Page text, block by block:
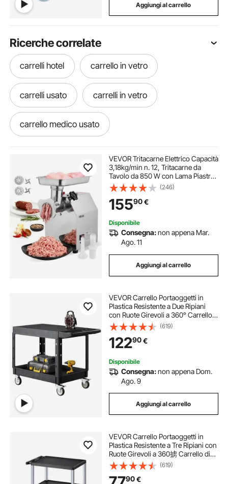
Aggiungi al carrello
Ricerche correlate
carrelli hotel carrello in vetro
carrelli usato carrelli in vetro
carrello medico usato
carrello di bellezza carrelli trasformabili
verricello per carrello carrelli per travi
carrello per trasporto oggetti pesanti
per spostare carrelli
carrelli chirurgici medici
VEVOR Tritacarne Elettrico Capacità
3,18kg/min n. 12, Tritacarne da
Tavolo da 850 W con Lama Piastra
di Macinazione, Macchina per
Salsicce Commerciale in Acciaio
Inox per Cucina Ristorante Hotel
(246)
15590€
Disponibile
Consegna:non appena Mar.
Ago. 11
Aggiungi al carrello
VEVOR Carrello Portaoggetti in
Plastica Resistente a Due Ripiani
con Ruote Girevoli a 360° Carrello
di Servizio da 940 x 645 mm
Capacità di Carico di 250 kg Adatto
per Magazzino, Garage, Pulizia
(619)
12290€
Disponibile
Consegna:non appena Dom.
Ago. 9
Aggiungi al carrello
VEVOR Carrello Portaoggetti in
Plastica Resistente a Tre Ripiani con
Ruote Girevoli a 360掳 Carrello di
Servizio da 700 x 460 mm Capacit
脿 di Carico di 136 kg Adatto per
Magazzino, Garage, Pulizia
(619)
90€